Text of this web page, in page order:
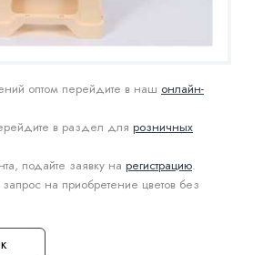
оптом перейдите в наш онлайн-
в раздел для розничных
подайте заявку на регистрацию.
на приобретение цветов без